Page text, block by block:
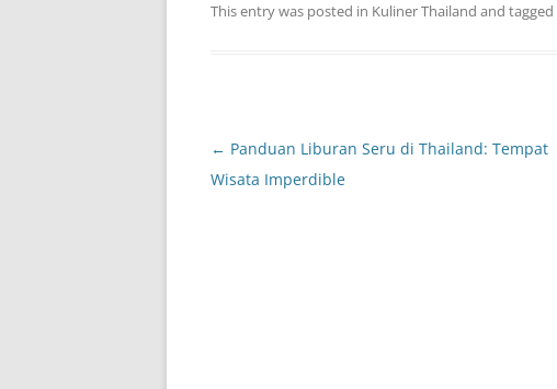
This entry was posted in Kuliner Thailand and tagged
Post
navigation
← Panduan Liburan Seru di Thailand: Tempat
Wisata Imperdible